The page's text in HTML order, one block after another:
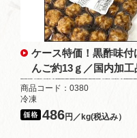
ケース特価！黒酢味付
んご約13ｇ／国内加工
商品コード：0380
冷凍
486円／kg(税込み）